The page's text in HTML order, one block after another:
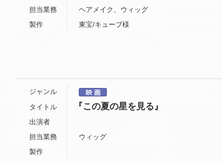
担当業務
ヘアメイク、ウィッグ
製作
東宝/キューブ様
ジャンル
タイトル
『この夏の星を見る』
出演者
担当業務
ウィッグ
製作